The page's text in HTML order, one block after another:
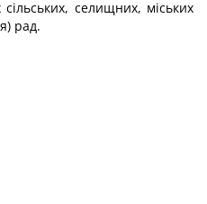
селищних, міських
рад.